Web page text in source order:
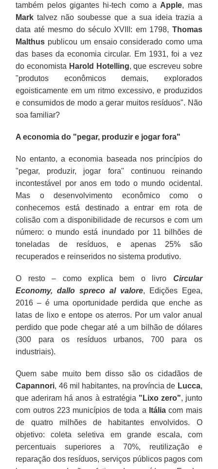
também pelos gigantes hi-tech como a Apple, mas
Mark talvez não soubesse que a sua ideia trazia a
data até mesmo do século XVIII: em 1798, Thomas
Malthus publicou um ensaio considerado como uma
das bases da economia circular. Em 1931, foi a vez
do economista Harold Hotelling, que escreveu sobre
"produtos econômicos demais, explorados
egoisticamente em um ritmo excessivo, e produzidos
e consumidos de modo a gerar muitos resíduos". Não
soa familiar?
A economia do "pegar, produzir e jogar fora"
No entanto, a economia baseada nos princípios do
"pegar, produzir, jogar fora" continuou reinando
incontestável por anos em todo o mundo ocidental.
Mas o desenvolvimento econômico como o
conhecemos está destinado a entrar em rota de
colisão com a disponibilidade de recursos e com um
número: o mundo está inundado por 11 bilhões de
toneladas de resíduos, e apenas 25% são
recuperados e reinseridos no sistema produtivo.
O resto – como explica bem o livro Circular
Economy, dallo spreco al valore, Edições Egea,
2016 – é uma oportunidade perdida que enche as
latas de lixo e entope os aterros. Por um valor anual
perdido que pode chegar até a um bilhão de dólares
(300 para os resíduos urbanos, 700 para os
industriais).
Quem sabe muito bem disso são os cidadãos de
Capannori, 46 mil habitantes, na província de Lucca,
que aderiram há anos à estratégia "Lixo zero", junto
com outros 223 municípios de toda a Itáliacom mais
de quatro milhões de habitantes envolvidos. O
objetivo: coleta seletiva em grande escala, com
percentuais superiores a 70%, reutilização e
reparação dos resíduos, serviços públicos pagos com